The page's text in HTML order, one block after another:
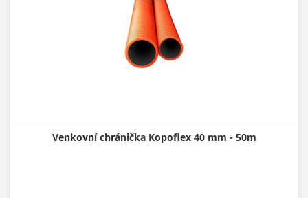
Venkovní chránička Kopoflex 40 mm - 50m